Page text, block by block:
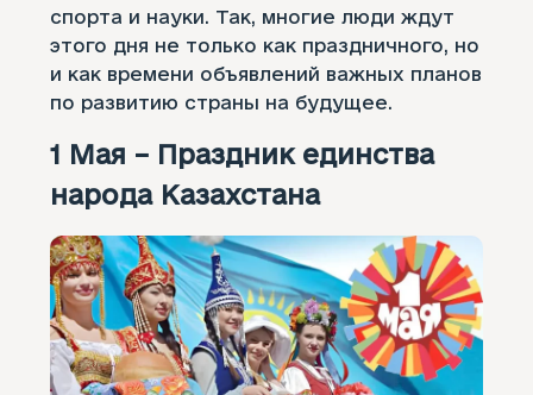
спорта и науки. Так, многие люди ждут
этого дня не только как праздничного, но
и как времени объявлений важных планов
по развитию страны на будущее.
1 Мая – Праздник единства
народа Казахстана